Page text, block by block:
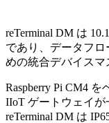
reTerminal DM は
であり、データフ
めの統合デバイスマ
Raspberry Pi CM4
IIoT ゲートウェイが
reTerminal DM は